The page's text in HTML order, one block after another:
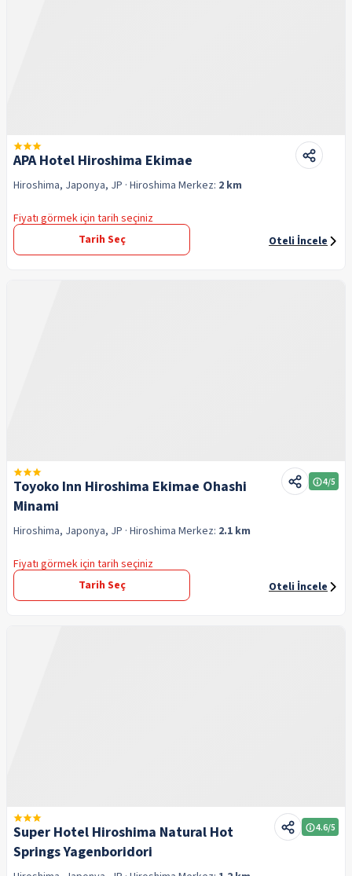
APA Hotel Hiroshima Ekimae
Hiroshima, Japonya, JP · Hiroshima Merkez: 2 km
Fiyatı görmek için tarih seçiniz
Tarih Seç
Oteli İncele
Toyoko Inn Hiroshima Ekimae Ohashi
Minami
4/5
Hiroshima, Japonya, JP · Hiroshima Merkez: 2.1 km
Fiyatı görmek için tarih seçiniz
Tarih Seç
Oteli İncele
Super Hotel Hiroshima Natural Hot
Springs Yagenboridori
4.6/5